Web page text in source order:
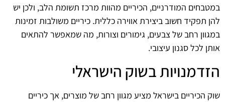
במטבחים המודרניים, הכיריים מהוות מרכז תשומת הלב, ולכן יש
להן תפקיד חשוב ביצירת אווירה כללית. כיריים משולבות זמינות
במגוון רחב של צבעים, גימורים וצורות, מה שמאפשר להתאים
אותן לכל סגנון עיצובי.
הזדמנויות בשוק הישראלי
שוק הכיריים בישראל מציע מגוון רחב של מוצרים, אך כיריים